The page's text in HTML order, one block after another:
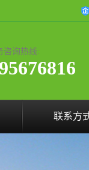
咨询热线:
联系方